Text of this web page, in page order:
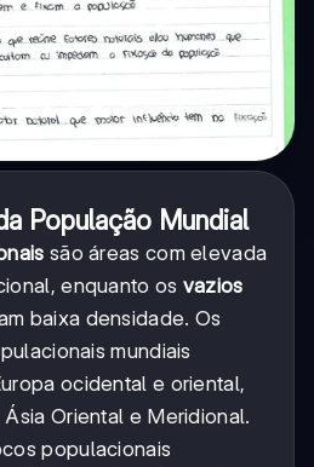
População Mundial
são áreas com elevada
enquanto os vazios
baixa densidade. Os
mundiais
ocidental e oriental,
Oriental e Meridional.
populacionais